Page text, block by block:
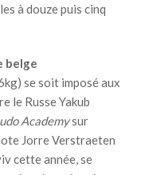
à douze puis cinq
belge
se soit imposé aux
le Russe Yakub
Academysur
Jorre Verstraeten
cette année, se